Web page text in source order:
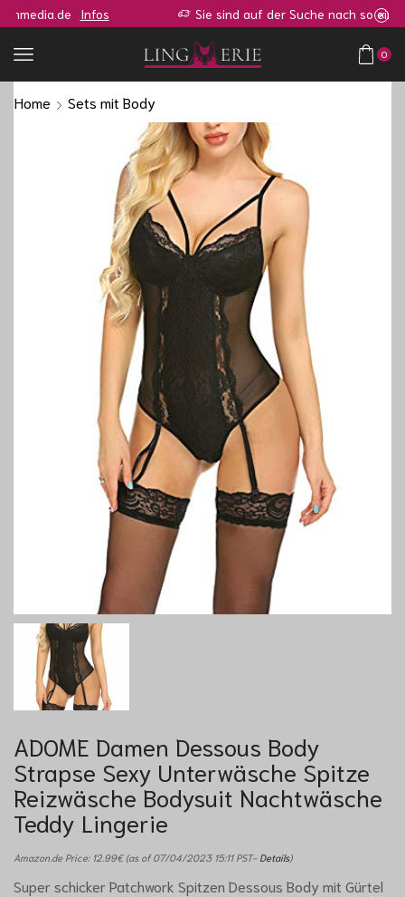
Sie sind auf der Suche nach so einen oder ähnlichen Shop? Zur Anfrage
0
Home Sets mit Body
ADOME Damen Dessous Body
Strapse Sexy Unterwäsche Spitze
Reizwäsche Bodysuit Nachtwäsche
Teddy Lingerie
Amazon.de Price: 12.99€(as of 07/04/2023 15:11 PST- Details)
Super schicker Patchwork Spitzen Dessous Body mit Gürtel